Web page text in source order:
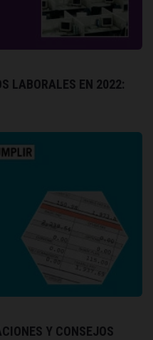
LABORALES EN 2022:
Y CONSEJOS